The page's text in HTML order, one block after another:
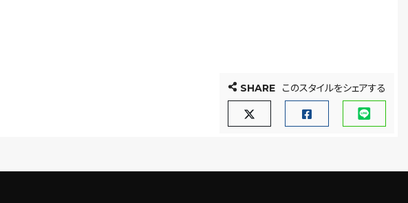
SHARE このスタイルをシェアする